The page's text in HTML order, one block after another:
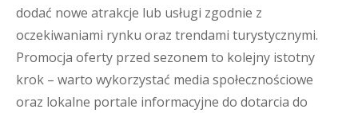
dodać nowe atrakcje lub usługi zgodnie z
oczekiwaniami rynku oraz trendami turystycznymi.
Promocja oferty przed sezonem to kolejny istotny
krok – warto wykorzystać media społecznościowe
oraz lokalne portale informacyjne do dotarcia do